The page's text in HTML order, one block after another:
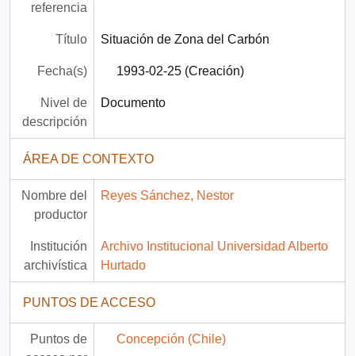
referencia
Título Situación de Zona del Carbón
Fecha(s) 1993-02-25 (Creación)
Nivel de
descripción
Documento
ÁREA DE CONTEXTO
Nombre del
productor
Reyes Sánchez, Nestor
Institución
archivística
Archivo Institucional Universidad Alberto
Hurtado
PUNTOS DE ACCESO
Puntos de
Concepción (Chile)